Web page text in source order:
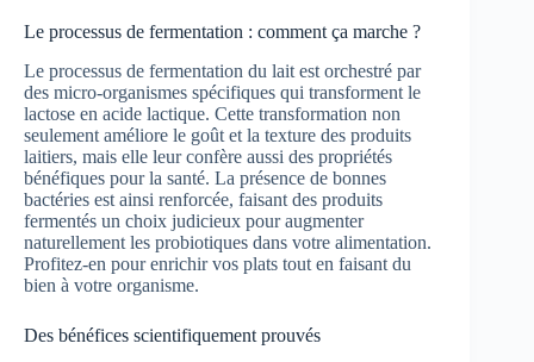
Le processus de fermentation : comment ça marche ?
Le processus de fermentation du lait est orchestré par
des micro-organismes spécifiques qui transforment le
lactose en acide lactique. Cette transformation non
seulement améliore le goût et la texture des produits
laitiers, mais elle leur confère aussi des propriétés
bénéfiques pour la santé. La présence de bonnes
bactéries est ainsi renforcée, faisant des produits
fermentés un choix judicieux pour augmenter
naturellement les probiotiques dans votre alimentation.
Profitez-en pour enrichir vos plats tout en faisant du
bien à votre organisme.
Des bénéfices scientifiquement prouvés